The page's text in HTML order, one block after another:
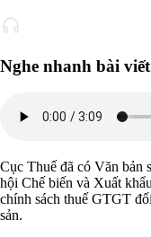
Nghe nhanh bài viết
Cục Thuế đã có Văn bản
hội Chế biến và Xuất
chính sách thuế GTGT
sản.